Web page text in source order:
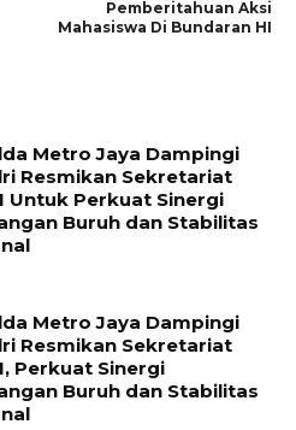
Pemberitahuan Aksi
Mahasiswa Di Bundaran HI
Metro Jaya Dampingi
Resmikan Sekretariat
Untuk Perkuat Sinergi
Buruh dan Stabilitas
Metro Jaya Dampingi
Resmikan Sekretariat
Perkuat Sinergi
Buruh dan Stabilitas